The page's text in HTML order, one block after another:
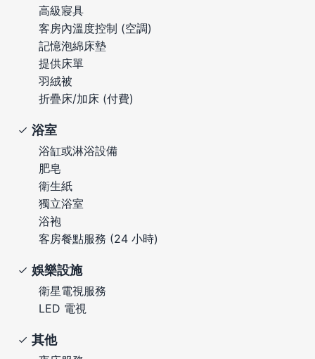
高級寢具
客房內溫度控制 (空調)
記憶泡綿床墊
提供床單
羽絨被
折疊床/加床 (付費)
浴室
浴缸或淋浴設備
肥皂
衛生紙
獨立浴室
浴袍
客房餐點服務 (24 小時)
娛樂設施
衛星電視服務
LED 電視
其他